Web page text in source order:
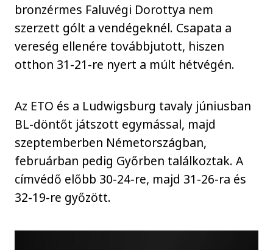
bronzérmes Faluvégi Dorottya nem
szerzett gólt a vendégeknél. Csapata a
vereség ellenére továbbjutott, hiszen
otthon 31-21-re nyert a múlt hétvégén.
Az ETO és a Ludwigsburg tavaly júniusban
BL-döntőt játszott egymással, majd
szeptemberben Németországban,
februárban pedig Győrben találkoztak. A
címvédő előbb 30-24-re, majd 31-26-ra és
32-19-re győzött.